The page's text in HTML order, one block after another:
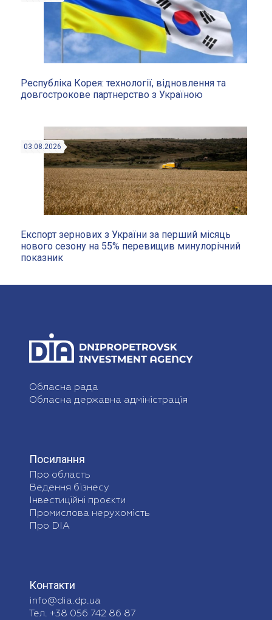
Республіка Корея: технології, відновлення та
довгострокове партнерство з Україною
03.08.2026
Експорт зернових з України за перший місяць
нового сезону на 55% перевищив минулорічний
показник
Обласна рада
Обласна державна адміністрація
Посилання
Про область
Ведення бізнесу
Інвестиційні проєкти
Промислова нерухомість
Про DIA
Контакти
info@dia.dp.ua
Тел. +38 056 742 86 87